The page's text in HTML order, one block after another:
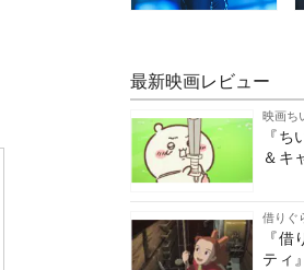
最新映画レビュー
映画ち
『
＆キ
借りぐ
『
ティ